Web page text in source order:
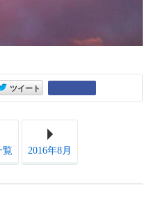
entry10257
ツイート
覧 2016年8月